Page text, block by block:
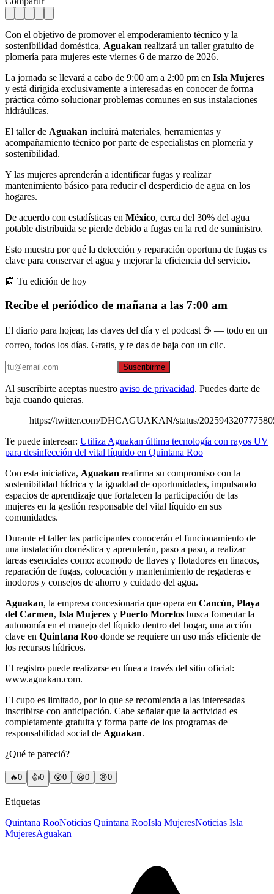
Con el objetivo de promover el empoderamiento técnico y la
sostenibilidad doméstica, Aguakan realizará un taller gratuito de
plomería para mujeres este viernes 6 de marzo de 2026.
La jornada se llevará a cabo de 9:00 am a 2:00 pm en Isla Mujeres
y está dirigida exclusivamente a interesadas en conocer de forma
práctica cómo solucionar problemas comunes en sus instalaciones
hidráulicas.
El taller de Aguakan incluirá materiales, herramientas y
acompañamiento técnico por parte de especialistas en plomería y
sostenibilidad.
Y las mujeres aprenderán a identificar fugas y realizar
mantenimiento básico para reducir el desperdicio de agua en los
hogares.
De acuerdo con estadísticas en México, cerca del 30% del agua
potable distribuida se pierde debido a fugas en la red de suministro.
Esto muestra por qué la detección y reparación oportuna de fugas es
clave para conservar el agua y mejorar la eficiencia del servicio.
📰 Tu edición de hoy
Recibe el periódico de mañana a las 7:00 am
El diario para hojear, las claves del día y el podcast ☕ — todo en un
correo, todos los días. Gratis, y te das de baja con un clic.
Suscribirme
Al suscribirte aceptas nuestro aviso de privacidad. Puedes darte de
baja cuando quieras.
https://twitter.com/DHCAGUAKAN/status/
Te puede interesar: Utiliza Aguakan última tecnología con rayos UV
para desinfección del vital líquido en Quintana Roo
Con esta iniciativa, Aguakan reafirma su compromiso con la
sostenibilidad hídrica y la igualdad de oportunidades, impulsando
espacios de aprendizaje que fortalecen la participación de las
mujeres en la gestión responsable del vital líquido en sus
comunidades.
Durante el taller las participantes conocerán el funcionamiento de
una instalación doméstica y aprenderán, paso a paso, a realizar
tareas esenciales como: acomodo de llaves y flotadores en tinacos,
reparación de fugas, colocación y mantenimiento de regaderas e
inodoros y consejos de ahorro y cuidado del agua.
Aguakan, la empresa concesionaria que opera en Cancún, Playa
del Carmen, Isla Mujeres y Puerto Morelos busca fomentar la
autonomía en el manejo del líquido dentro del hogar, una acción
clave en Quintana Roo donde se requiere un uso más eficiente de
los recursos hídricos.
El registro puede realizarse en línea a través del sitio oficial:
www.aguakan.com.
El cupo es limitado, por lo que se recomienda a las interesadas
inscribirse con anticipación. Cabe señalar que la actividad es
completamente gratuita y forma parte de los programas de
responsabilidad social de Aguakan.
¿Qué te pareció?
🔥0 👍0 😲0 😢0 😠0
Etiquetas
Quintana RooNoticias Quintana RooIsla MujeresNoticias Isla
MujeresAguakan